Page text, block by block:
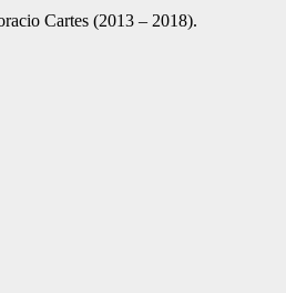
Cartes (2013 – 2018).